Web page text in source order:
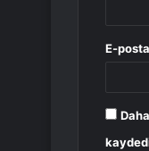
E-posta